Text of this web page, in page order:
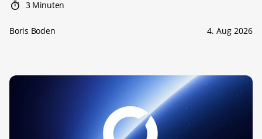
3 Minuten
Boris Boden 4. Aug 2026